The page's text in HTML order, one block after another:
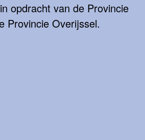
opdracht van de Provincie
Provincie Overijssel.